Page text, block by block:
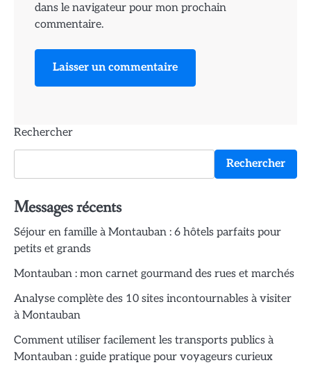
dans le navigateur pour mon prochain
commentaire.
Rechercher
Rechercher
Messages récents
Séjour en famille à Montauban : 6 hôtels parfaits pour
petits et grands
Montauban : mon carnet gourmand des rues et marchés
Analyse complète des 10 sites incontournables à visiter
à Montauban
Comment utiliser facilement les transports publics à
Montauban : guide pratique pour voyageurs curieux